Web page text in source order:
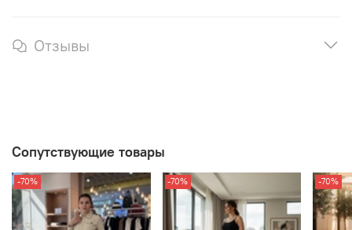
Отзывы
Сопутствующие товары
-70% -70% -70%